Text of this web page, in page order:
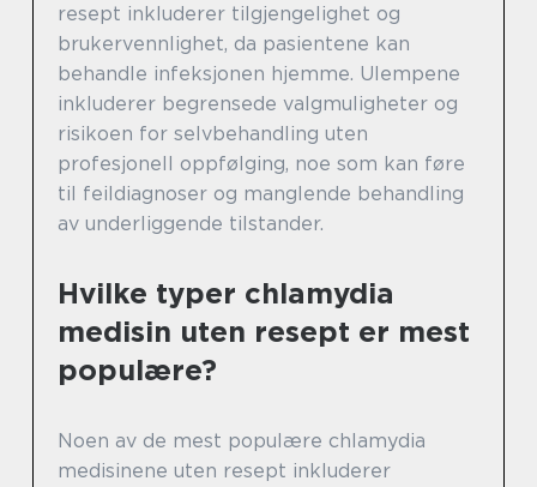
resept inkluderer tilgjengelighet og
brukervennlighet, da pasientene kan
behandle infeksjonen hjemme. Ulempene
inkluderer begrensede valgmuligheter og
risikoen for selvbehandling uten
profesjonell oppfølging, noe som kan føre
til feildiagnoser og manglende behandling
av underliggende tilstander.
Hvilke typer chlamydia
medisin uten resept er mest
populære?
Noen av de mest populære chlamydia
medisinene uten resept inkluderer